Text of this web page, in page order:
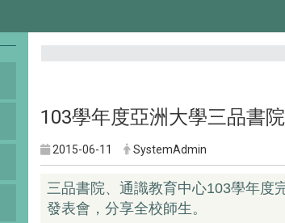
103學年度亞洲大學三品書
2015-06-11 SystemAdmin
三品書院、通識教育中心103學年度
發表會，分享全校師生。